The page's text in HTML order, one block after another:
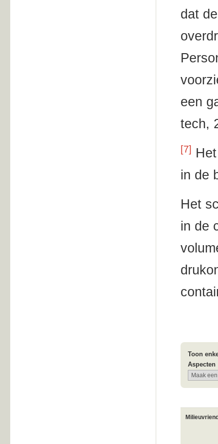
dat
een
tech,
[7]
in de
Het
in de
Toon
Aspecten